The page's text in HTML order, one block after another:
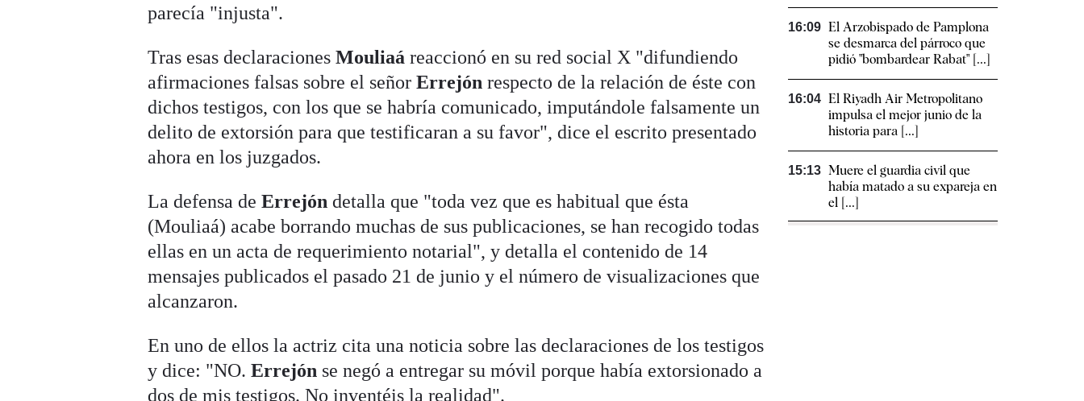
parecía "injusta".
Tras esas declaracionesMouliaá reaccionó en su red social X "difundiendo
afirmaciones falsas sobre el señorErrejón respecto de la relación de éste con
dichos testigos, con los que se habría comunicado, imputándole falsamente un
delito de extorsión para que testificaran a su favor", dice el escrito presentado
ahora en los juzgados.
La defensa deErrejón detalla que "toda vez que es habitual que ésta
(Mouliaá) acabe borrando muchas de sus publicaciones, se han recogido todas
ellas en un acta de requerimiento notarial", y detalla el contenido de 14
mensajes publicados el pasado 21 de junio y el número de visualizaciones que
alcanzaron.
En uno de ellos la actriz cita una noticia sobre las declaraciones de los testigos
y dice: "NO.Errejón se negó a entregar su móvil porque había extorsionado a
dos de mis testigos. No inventéis la realidad".
16:09 El Arzobispado de Pamplona
se desmarca del párroco que
pidió "bombardear Rabat" [...]
16:04 El Riyadh Air Metropolitano
impulsa el mejor junio de la
historia para [...]
15:13 Muere el guardia civil que
había matado a su expareja en
el [...]